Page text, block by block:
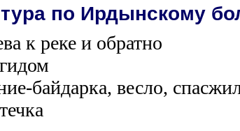
по Ирдынскому
к реке и обратно
байдарка, весло,